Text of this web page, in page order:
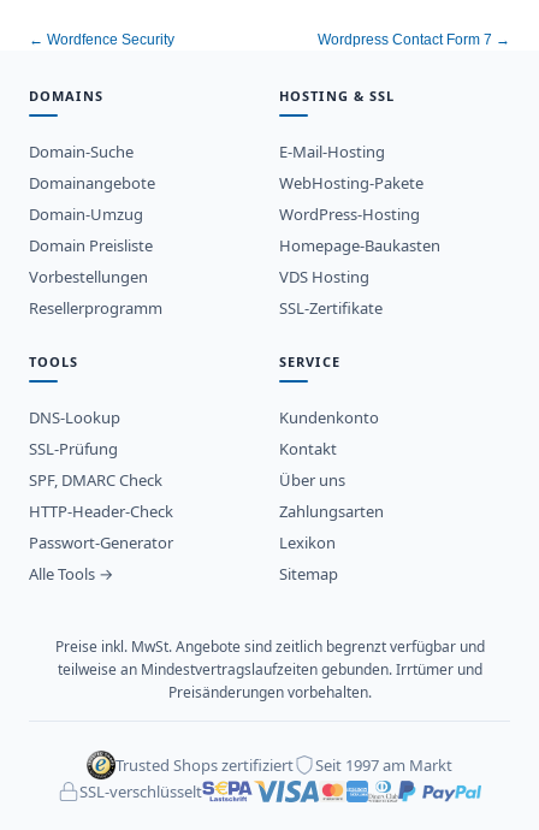
← Wordfence Security Wordpress Contact Form 7 →
DOMAINS
Domain-Suche
Domainangebote
Domain-Umzug
Domain Preisliste
Vorbestellungen
Resellerprogramm
HOSTING & SSL
E-Mail-Hosting
WebHosting-Pakete
WordPress-Hosting
Homepage-Baukasten
VDS Hosting
SSL-Zertifikate
TOOLS
DNS-Lookup
SSL-Prüfung
SPF, DMARC Check
HTTP-Header-Check
Passwort-Generator
Alle Tools →
SERVICE
Kundenkonto
Kontakt
Über uns
Zahlungsarten
Lexikon
Sitemap
Preise inkl. MwSt. Angebote sind zeitlich begrenzt verfügbar und
teilweise an Mindestvertragslaufzeiten gebunden. Irrtümer und
Preisänderungen vorbehalten.
Trusted Shops zertifiziert
Seit 1997 am Markt
SSL-verschlüsselt